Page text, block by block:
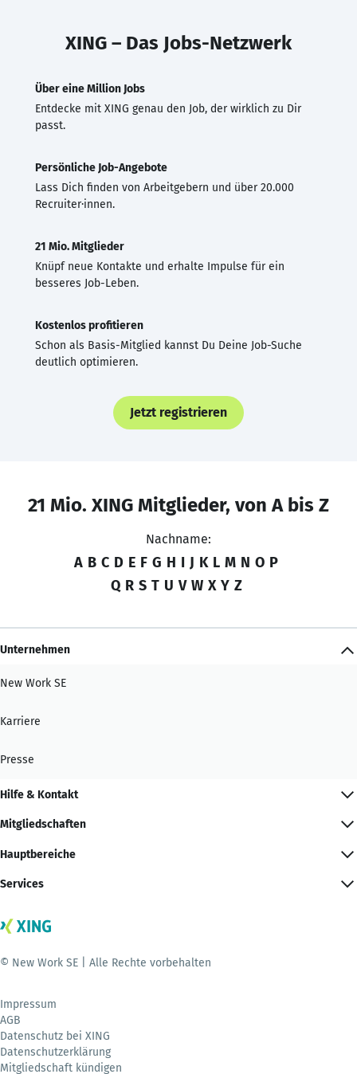
XING – Das Jobs-Netzwerk
Über eine Million Jobs
Entdecke mit XING genau den Job, der wirklich zu Dir
passt.
Persönliche Job-Angebote
Lass Dich finden von Arbeitgebern und über 20.000
Recruiter·innen.
21 Mio. Mitglieder
Knüpf neue Kontakte und erhalte Impulse für ein
besseres Job-Leben.
Kostenlos profitieren
Schon als Basis-Mitglied kannst Du Deine Job-Suche
deutlich optimieren.
Jetzt registrieren
21 Mio. XING Mitglieder, von A bis Z
Nachname:
A B C D E F G H I J K L M N O P
Q R S T U V W X Y Z
Unternehmen
New Work SE
Karriere
Presse
Hilfe & Kontakt
Mitgliedschaften
Hauptbereiche
Services
© New Work SE | Alle Rechte vorbehalten
Impressum
AGB
Datenschutz bei XING
Datenschutzerklärung
Mitgliedschaft kündigen